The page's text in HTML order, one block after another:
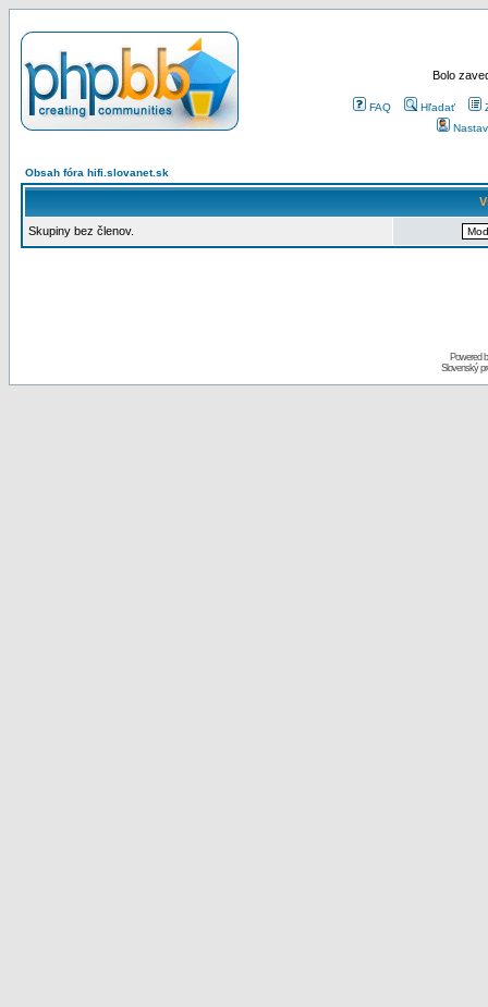
Bolo
FAQ Hľadať
Obsah fóra hifi.slovanet.sk
Skupiny bez členov.
Powered
Slovenský